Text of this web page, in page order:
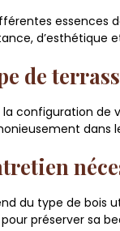
essences
d’esthétique
de
configuration de
dans
du type de bois
préserver sa